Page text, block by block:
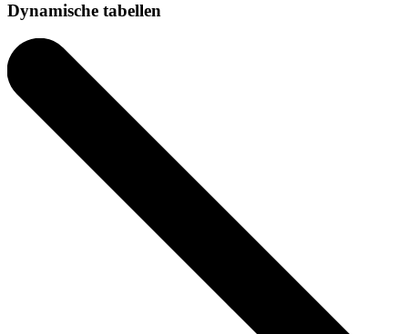
Dynamische tabellen